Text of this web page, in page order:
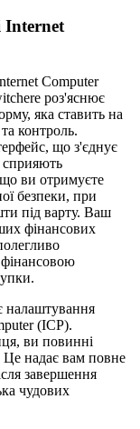
Internet
Computer
роз'яснює
яка ставить на
контроль.
що з'єднує
сприяють
ви отримуєте
безпеки, при
під варту. Ваш
фінансових
налаштування
(ICP).
ви повинні
Це надає вам повне
завершення
чудових